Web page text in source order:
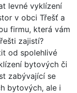
levné vyklízení
v obci Třešť a
firmu, která vám
zajistí?
od spolehlivé
bytových či
zabývající se
bytových, ale i